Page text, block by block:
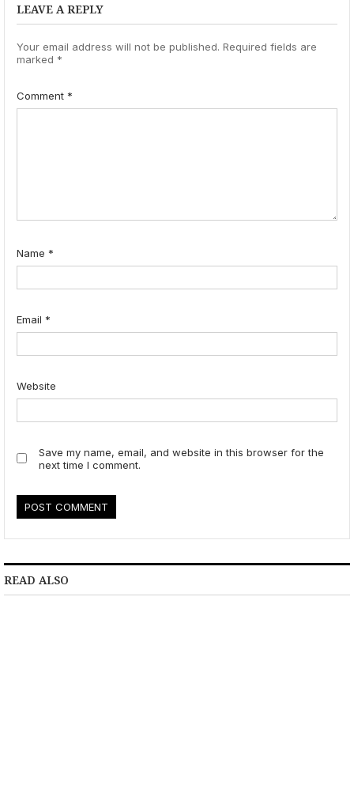
LEAVE A REPLY
Your email address will not be published. Required fields are
marked *
Comment *
Name *
Email *
Website
Save my name, email, and website in this browser for the
next time I comment.
READ ALSO